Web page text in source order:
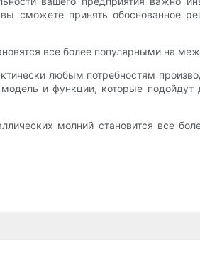
сможете принять обоснованное
все более популярными на
любым потребностям
и функции, которые
молний становится все